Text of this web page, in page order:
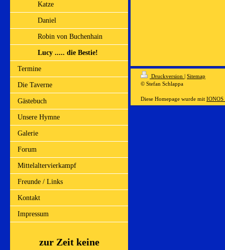
Katze
Daniel
Robin von Buchenhain
Lucy ..... die Bestie!
Termine
Die Taverne
Gästebuch
Unsere Hymne
Galerie
Forum
Mittelaltervierkampf
Freunde / Links
Kontakt
Impressum
zur Zeit keine
Druckversion | Sitemap
© Stefan Schlappa
Diese Homepage wurde mit IONOS